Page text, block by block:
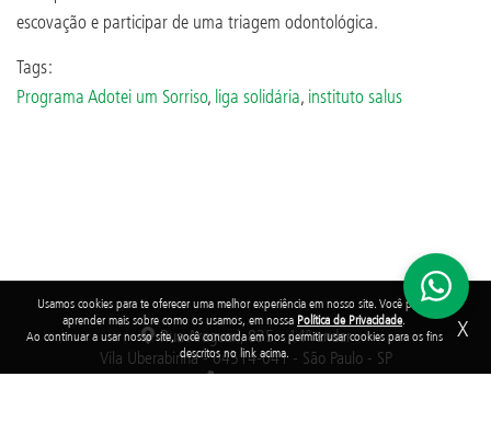
Usamos cookies para te oferecer uma melhor experiência em nosso site. Você pode
aprender mais sobre como os usamos, em nossa Política de Privacidade.
Ao continuar a usar nosso site, você concorda em nos permitir usar cookies para os fins
descritos no link acima.
X
escovação e participar de uma triagem odontológica.
Tags:
Programa Adotei um Sorriso, liga solidária, instituto salus
Rua Araguari, 835 - 14º andar
Vila Uberabinha - 04514-041 - São Paulo - SP
3848-8799